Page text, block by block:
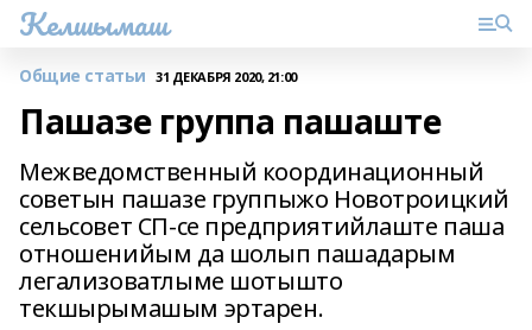
Келшымаш
Общие статьи 31 ДЕКАБРЯ 2020, 21:00
Пашазе группа пашаште
Межведомственный координационный
советын пашазе группыжо Новотроицкий
сельсовет СП-се предприятийлаште паша
отношенийым да шолып пашадарым
легализоватлыме шотышто
текшырымашым эртарен.